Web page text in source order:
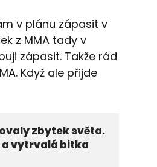
v plánu zápasit v
z MMA tady v
zápasit. Takže rád
Když ale přijde
zbytek světa.
a vytrvalá bitka